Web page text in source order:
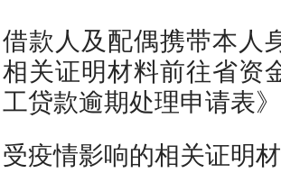
借款人及配偶携带本人
相关证明材料前往省资
工贷款逾期处理申请表
受疫情影响的相关证明